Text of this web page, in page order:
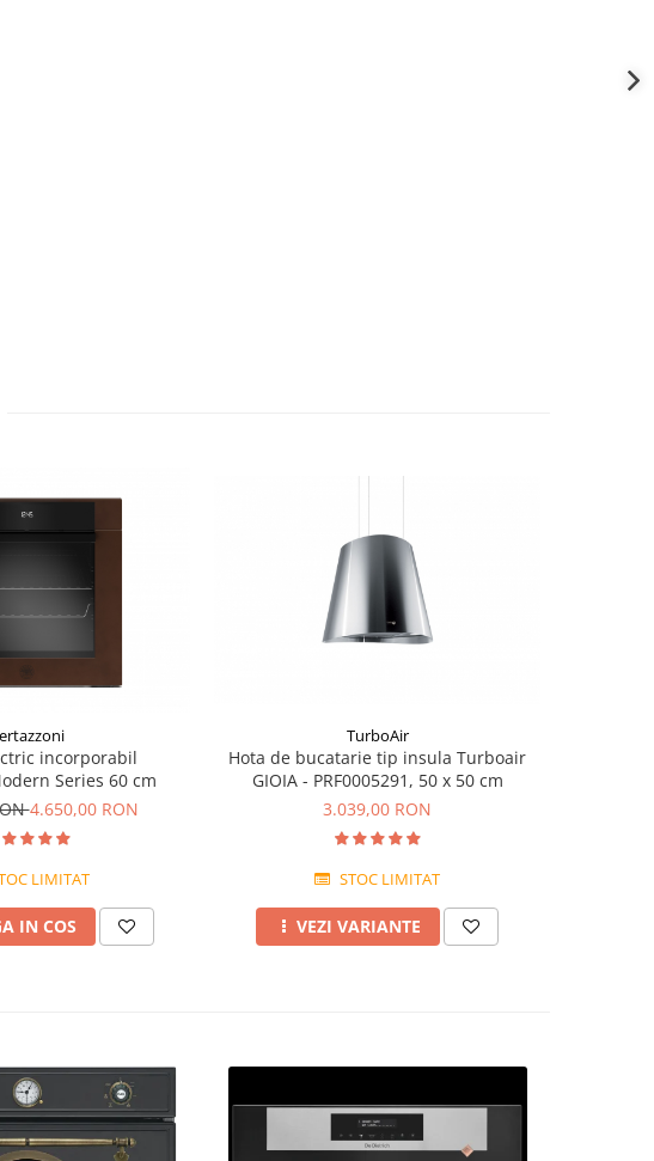
incorporabil
Series 60 cm
4.650,00 RON
LIMITAT
IN COS
TurboAir
Hota de bucatarie tip insula Turboair
GIOIA - PRF0005291, 50 x 50 cm
3.039,00 RON
STOC LIMITAT
VEZI VARIANTE